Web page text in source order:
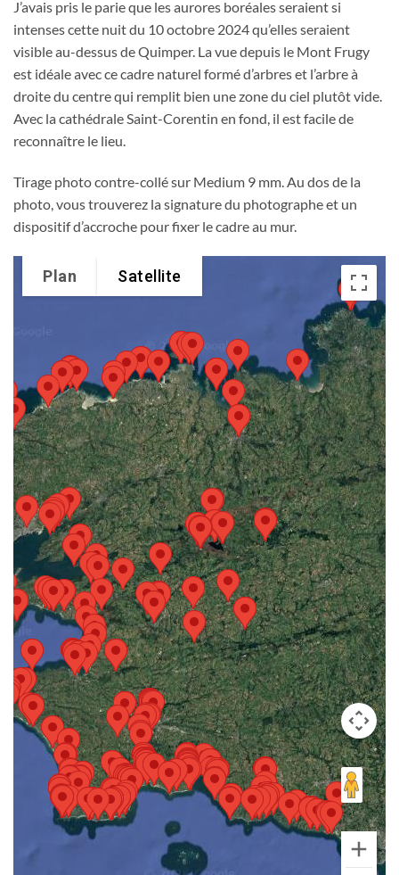
J’avais pris le parie que les aurores boréales seraient si
intenses cette nuit du 10 octobre 2024 qu’elles seraient
visible au-dessus de Quimper. La vue depuis le Mont Frugy
est idéale avec ce cadre naturel formé d’arbres et l’arbre à
droite du centre qui remplit bien une zone du ciel plutôt vide.
Avec la cathédrale Saint-Corentin en fond, il est facile de
reconnaître le lieu.
Tirage photo contre-collé sur Medium 9 mm. Au dos de la
photo, vous trouverez la signature du photographe et un
dispositif d’accroche pour fixer le cadre au mur.
Plan Satellite